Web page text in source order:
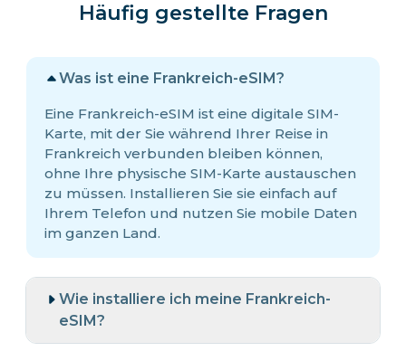
Häufig gestellte Fragen
Was ist eine Frankreich-eSIM?
Eine Frankreich-eSIM ist eine digitale SIM-
Karte, mit der Sie während Ihrer Reise in
Frankreich verbunden bleiben können,
ohne Ihre physische SIM-Karte austauschen
zu müssen. Installieren Sie sie einfach auf
Ihrem Telefon und nutzen Sie mobile Daten
im ganzen Land.
Wie installiere ich meine Frankreich-
eSIM?